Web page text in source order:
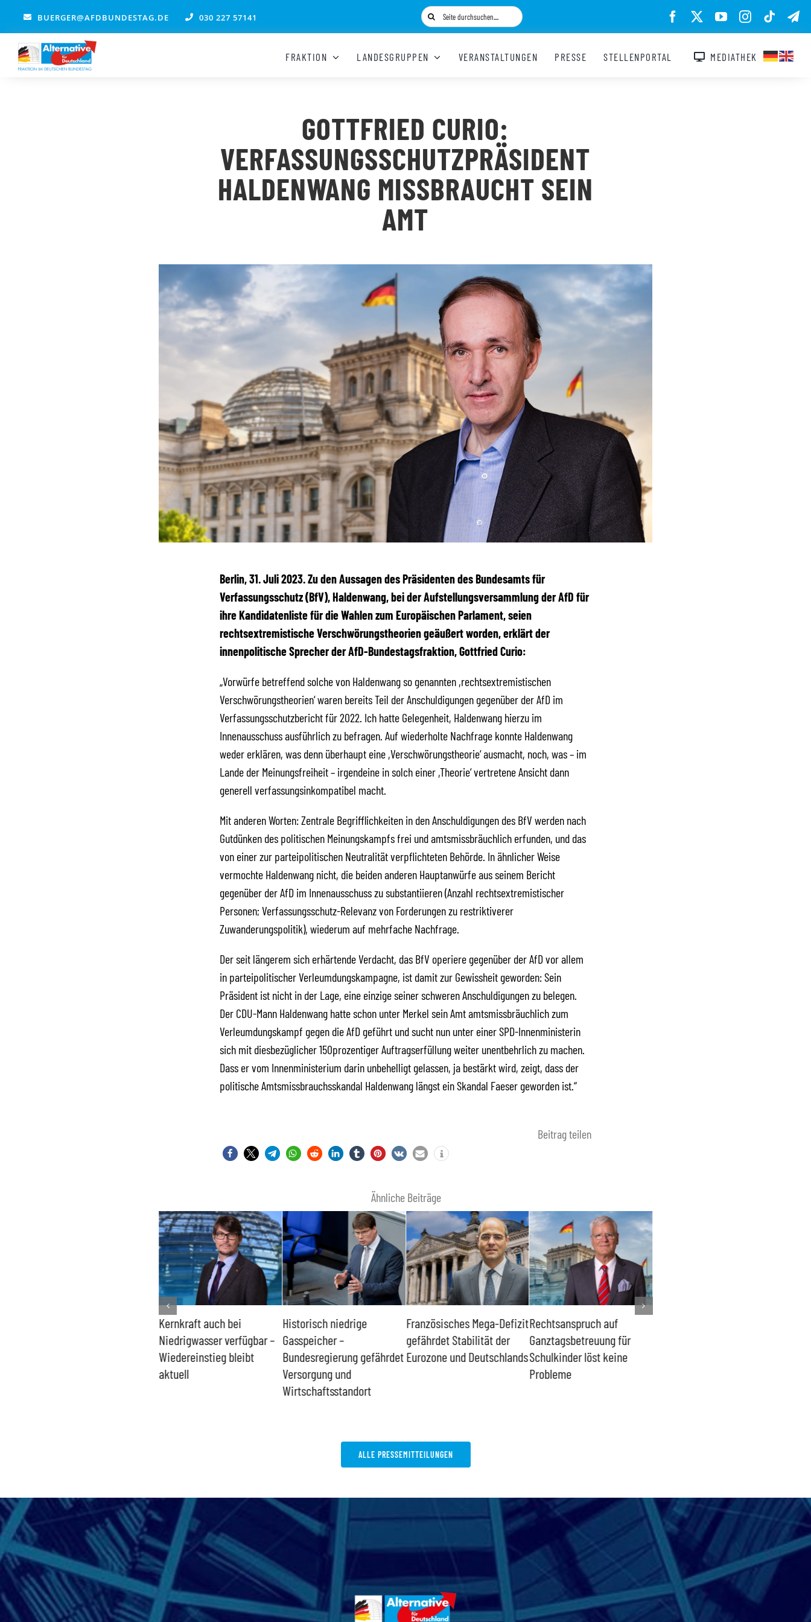
springen
BUERGER@AFDBUNDESTAG.DE 030 227 57141
Suche
nach:
FRAKTION LANDESGRUPPEN VERANSTALTUNGEN PRESSE STELLENPORTAL MEDIATHEK
GOTTFRIED CURIO:
VERFASSUNGSSCHUTZPRÄSIDENT
HALDENWANG MISSBRAUCHT SEIN
AMT
Berlin, 31. Juli 2023. Zu den Aussagen des Präsidenten des Bundesamts für
Verfassungsschutz (BfV), Haldenwang, bei der Aufstellungsversammlung der AfD für
ihre Kandidatenliste für die Wahlen zum Europäischen Parlament, seien
rechtsextremistische Verschwörungstheorien geäußert worden, erklärt der
innenpolitische Sprecher der AfD-Bundestagsfraktion, Gottfried Curio:
„Vorwürfe betreffend solche von Haldenwang so genannten ,rechtsextremistischen
Verschwörungstheorien‘ waren bereits Teil der Anschuldigungen gegenüber der AfD im
Verfassungsschutzbericht für 2022. Ich hatte Gelegenheit, Haldenwang hierzu im
Innenausschuss ausführlich zu befragen. Auf wiederholte Nachfrage konnte Haldenwang
weder erklären, was denn überhaupt eine ,Verschwörungstheorie‘ ausmacht, noch, was – im
Lande der Meinungsfreiheit – irgendeine in solch einer ,Theorie‘ vertretene Ansicht dann
generell verfassungsinkompatibel macht.
Mit anderen Worten: Zentrale Begrifflichkeiten in den Anschuldigungen des BfV werden nach
Gutdünken des politischen Meinungskampfs frei und amtsmissbräuchlich erfunden, und das
von einer zur parteipolitischen Neutralität verpflichteten Behörde. In ähnlicher Weise
vermochte Haldenwang nicht, die beiden anderen Hauptanwürfe aus seinem Bericht
gegenüber der AfD im Innenausschuss zu substantiieren (Anzahl rechtsextremistischer
Personen; Verfassungsschutz-Relevanz von Forderungen zu restriktiverer
Zuwanderungspolitik), wiederum auf mehrfache Nachfrage.
Der seit längerem sich erhärtende Verdacht, das BfV operiere gegenüber der AfD vor allem
in parteipolitischer Verleumdungskampagne, ist damit zur Gewissheit geworden: Sein
Präsident ist nicht in der Lage, eine einzige seiner schweren Anschuldigungen zu belegen.
Der CDU-Mann Haldenwang hatte schon unter Merkel sein Amt amtsmissbräuchlich zum
Verleumdungskampf gegen die AfD geführt und sucht nun unter einer SPD-Innenministerin
sich mit diesbezüglicher 150prozentiger Auftragserfüllung weiter unentbehrlich zu machen.
Dass er vom Innenministerium darin unbehelligt gelassen, ja bestärkt wird, zeigt, dass der
politische Amtsmissbrauchsskandal Haldenwang längst ein Skandal Faeser geworden ist.“
Beitrag teilen
Ähnliche Beiträge
Kernkraft auch bei
Niedrigwasser verfügbar –
Wiedereinstieg bleibt
aktuell
Historisch niedrige
Gasspeicher –
Bundesregierung gefährdet
Versorgung und
Wirtschaftsstandort
Französisches Mega-Defizit
gefährdet Stabilität der
Eurozone und Deutschlands
Rechtsanspruch auf
Ganztagsbetreuung für
Schulkinder löst keine
Probleme
ALLE PRESSEMITTEILUNGEN